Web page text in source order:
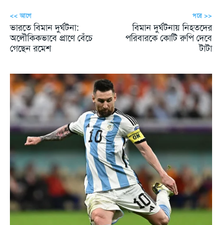
<< আগে
ভারতে বিমান দুর্ঘটনা:
অলৌকিকভাবে প্রাণে বেঁচে
গেছেন রমেশ
পরে >>
বিমান দুর্ঘটনায় নিহতদের
পরিবারকে কোটি রুপি দেবে
টাটা